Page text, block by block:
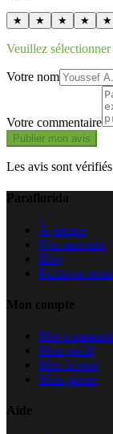
★ ★ ★ ★ ★
Veuillez
Votre nom
Votre commentaire
Publier mon avis
Les avis sont
Paraflorida
À propos
Nos marques
Blog
Politique
Mon compte
Mes
Mon profil
Mes favoris
Mon panier
Aide